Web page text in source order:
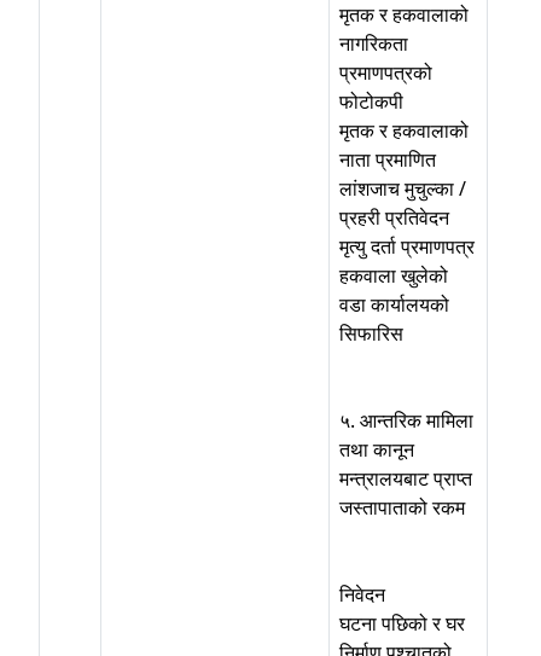
मृतक र हकवालाको
नागरिकता
प्रमाणपत्रको
फोटोकपी
मृतक र हकवालाको
नाता प्रमाणित
लांशजाच मुचुल्का /
प्रहरी प्रतिवेदन
मृत्यु दर्ता प्रमाणपत्र
हकवाला खुलेको
वडा कार्यालयको
सिफारिस
५. आन्तरिक मामिला
तथा कानून
मन्त्रालयबाट प्राप्‍त
जस्तापाताको रकम
निवेदन
घटना पछिको र घर